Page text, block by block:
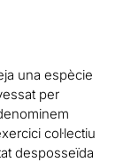
una espècie
per
col·lectiu
desposseïda